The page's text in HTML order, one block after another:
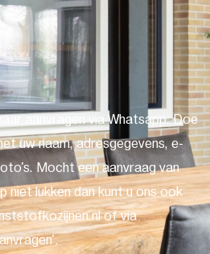
aanvragen via Whatsapp. Doe
uw naam, adresgegevens, e-
Mocht een aanvraag van
niet lukken dan kunt u ons ook
of via